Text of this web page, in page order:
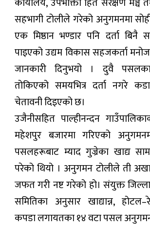
सहभागी टोलीले गरेको अनुगमनमा
एक मिष्ठान भण्डार पनि दर्ता बिनै
पाइएको उद्यम विकास सहजकर्ता
जानकारी दिनुभयो । दुवै
तोकिएको समयभित्र दर्ता नगरे
चेतावनी दिइएको छ।
उजैनीसहित पाल्हीनन्दन
महेशपुर बजारमा गरिएको
पसलहरूबाट म्याद गुज्रेका खाद्य
परेको थियो । अनुगमन टोलीले ती
जफत गरी नष्ट गरेको हो। संयुक्त
समितिका अनुसार खाद्यान्न,
कपडा लगायतका १४ वटा पसल